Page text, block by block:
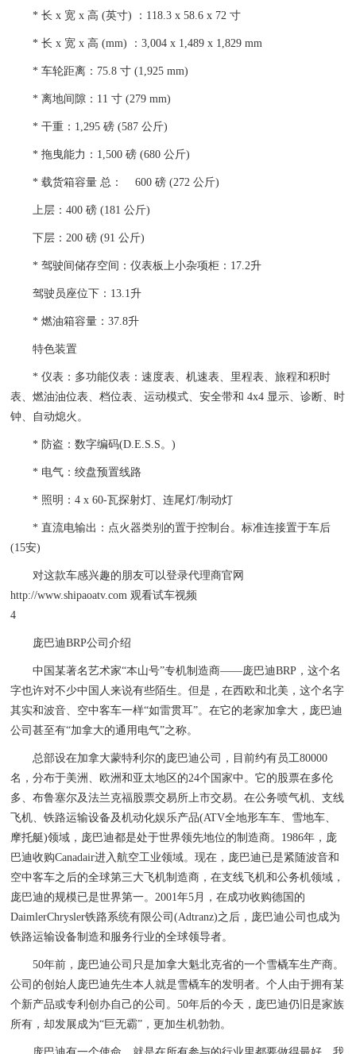
* 长 x 宽 x 高 (英寸) ：118.3 x 58.6 x 72 寸
* 长 x 宽 x 高 (mm) ：3,004 x 1,489 x 1,829 mm
* 车轮距离：75.8 寸 (1,925 mm)
* 离地间隙：11 寸 (279 mm)
* 干重：1,295 磅 (587 公斤)
* 拖曳能力：1,500 磅 (680 公斤)
* 载货箱容量 总： 600 磅 (272 公斤)
上层：400 磅 (181 公斤)
下层：200 磅 (91 公斤)
* 驾驶间储存空间：仪表板上小杂项柜：17.2升
驾驶员座位下：13.1升
* 燃油箱容量：37.8升
特色装置
* 仪表：多功能仪表：速度表、机速表、里程表、旅程和积时
表、燃油油位表、档位表、运动模式、安全带和 4x4 显示、诊断、时
钟、自动熄火。
* 防盗：数字编码(D.E.S.S。)
* 电气：绞盘预置线路
* 照明：4 x 60-瓦探射灯、连尾灯/制动灯
* 直流电输出：点火器类别的置于控制台。标准连接置于车后
(15安)
对这款车感兴趣的朋友可以登录代理商官网
http://www.shipaoatv.com 观看试车视频
4
庞巴迪BRP公司介绍
中国某著名艺术家“本山号”专机制造商——庞巴迪BRP，这个名
字也许对不少中国人来说有些陌生。但是，在西欧和北美，这个名字
其实和波音、空中客车一样“如雷贯耳”。在它的老家加拿大，庞巴迪
公司甚至有“加拿大的通用电气”之称。
总部设在加拿大蒙特利尔的庞巴迪公司，目前约有员工80000
名，分布于美洲、欧洲和亚太地区的24个国家中。它的股票在多伦
多、布鲁塞尔及法兰克福股票交易所上市交易。在公务喷气机、支线
飞机、铁路运输设备及机动化娱乐产品(ATV全地形车车、雪地车、
摩托艇)领域，庞巴迪都是处于世界领先地位的制造商。1986年，庞
巴迪收购Canadair进入航空工业领域。现在，庞巴迪已是紧随波音和
空中客车之后的全球第三大飞机制造商，在支线飞机和公务机领域，
庞巴迪的规模已是世界第一。2001年5月，在成功收购德国的
DaimlerChrysler铁路系统有限公司(Adtranz)之后，庞巴迪公司也成为
铁路运输设备制造和服务行业的全球领导者。
50年前，庞巴迪公司只是加拿大魁北克省的一个雪橇车生产商。
公司的创始人庞巴迪先生本人就是雪橇车的发明者。个人由于拥有某
个新产品或专利创办自己的公司。50年后的今天，庞巴迪仍旧是家族
所有，却发展成为“巨无霸”，更加生机勃勃。